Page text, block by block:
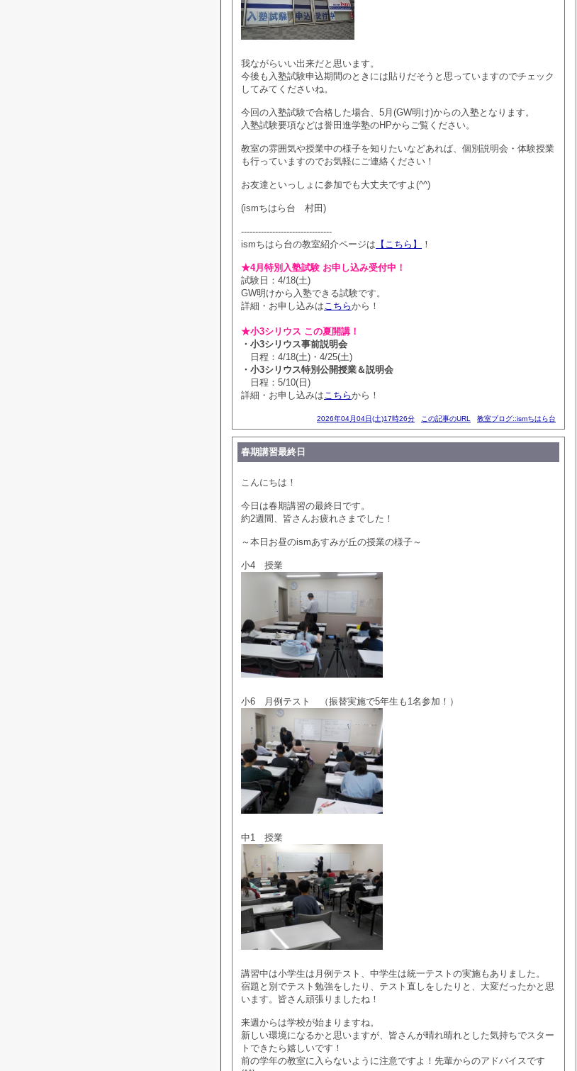
我ながらいい出来だと思います。
今後も入塾試験申込期間のときには貼りだそうと思っていますのでチェック
してみてくださいね。
今回の入塾試験で合格した場合、5月(GW明け)からの入塾となります。
入塾試験要項などは誉田進学塾のHPからご覧ください。
教室の雰囲気や授業中の様子を知りたいなどあれば、個別説明会・体験授業
も行っていますのでお気軽にご連絡ください！
お友達といっしょに参加でも大丈夫ですよ(^^)
(ismちはら台 村田)
--------------------------------
ismちはら台の教室紹介ページは 【こちら】 ！
★4月特別入塾試験 お申し込み受付中！
試験日：4/18(土)
GW明けから入塾できる試験です。
詳細・お申し込みはこちらから！
★小3シリウス この夏開講！
・小3シリウス事前説明会
日程：4/18(土)・4/25(土)
・小3シリウス特別公開授業＆説明会
日程：5/10(日)
詳細・お申し込みはこちらから！
2026年04月04日(土)17時26分 この記事のURL 教室ブログ::ismちはら台
春期講習最終日
こんにちは！
今日は春期講習の最終日です。
約2週間、皆さんお疲れさまでした！
～本日お昼のismあすみが丘の授業の様子～
小4 授業
小6 月例テスト （振替実施で5年生も1名参加！）
中1 授業
講習中は小学生は月例テスト、中学生は統一テストの実施もありました。
宿題と別でテスト勉強をしたり、テスト直しをしたりと、大変だったかと思
います。皆さん頑張りましたね！
来週からは学校が始まりますね。
新しい環境になるかと思いますが、皆さんが晴れ晴れとした気持ちでスター
トできたら嬉しいです！
前の学年の教室に入らないように注意ですよ！先輩からのアドバイスです